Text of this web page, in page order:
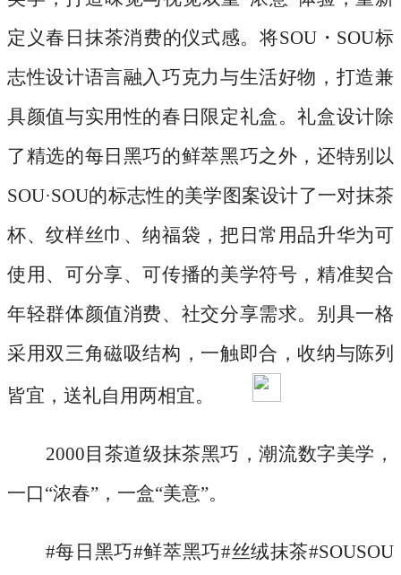
定义春日抹茶消费的仪式感。将SOU・SOU标
志性设计语言融入巧克力与生活好物，打造兼
具颜值与实用性的春日限定礼盒。礼盒设计除
了精选的每日黑巧的鲜萃黑巧之外，还特别以
SOU·SOU的标志性的美学图案设计了一对抹茶
杯、纹样丝巾、纳福袋，把日常用品升华为可
使用、可分享、可传播的美学符号，精准契合
年轻群体颜值消费、社交分享需求。别具一格
采用双三角磁吸结构，一触即合，收纳与陈列
皆宜，送礼自用两相宜。
2000目茶道级抹茶黑巧，潮流数字美学，
一口“浓春”，一盒“美意”。
#每日黑巧#鲜萃黑巧#丝绒抹茶#SOUSOU